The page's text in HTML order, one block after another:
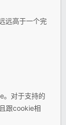
远高于一个完
。对于支持的
跟cookie相